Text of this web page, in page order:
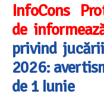
InfoCons
de
privind
2026:
de 1 Iunie